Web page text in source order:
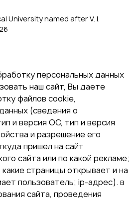
University named after V. I.
персональных данных
наш сайт, Вы даете
файлов cookie,
(сведения о
и версия ОС, тип и версия
и разрешение его
пришел на сайт
сайта или по какой рекламе;
страницы открывает и на
пользователь; ip-адрес). в
сайта, проведения